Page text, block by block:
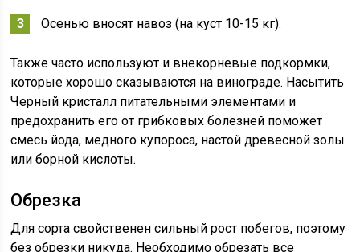
Осенью вносят навоз (на куст 10-15 кг).
Также часто используют и внекорневые подкормки,
которые хорошо сказываются на винограде. Насытить
Черный кристалл питательными элементами и
предохранить его от грибковых болезней поможет
смесь йода, медного купороса, настой древесной золы
или борной кислоты.
Обрезка
Для сорта свойственен сильный рост побегов, поэтому
без обрезки никуда. Необходимо обрезать все